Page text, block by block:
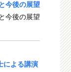
今後の展望
今後の展望
による講演